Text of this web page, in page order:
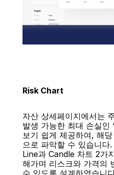
Risk Chart
자산 상세페이지에서는
발생 가능한 최대 손실인
보기 쉽게 제공하여, 해
으로 파악할 수 있습니다.
Line과 Candle 차트 2가
해가며 리스크와 가격의
수 있도록 설계하였습니